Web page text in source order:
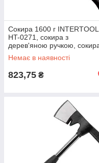
Сокира 1600 г INTERTOOL
HT-0271, сокира з
дерев'яною ручкою,
дерева пекан, сокира для
колки дров riven
Немає в наявності
823,75 ₴